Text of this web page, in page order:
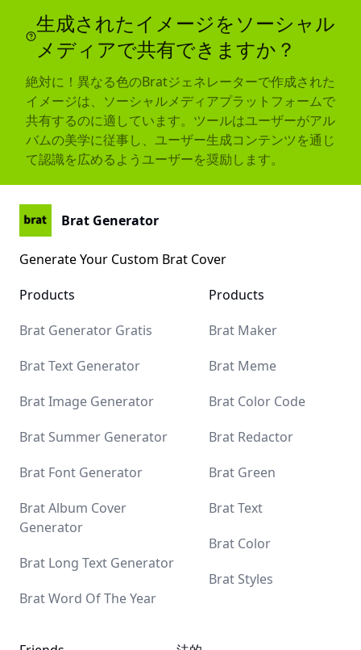
生成されたイメージをソーシャル
メディアで共有できますか？
絶対に！異なる色のBratジェネレーターで作成された
イメージは、ソーシャルメディアプラットフォームで
共有するのに適しています。ツールはユーザーがアル
バムの美学に従事し、ユーザー生成コンテンツを通じ
て認識を広めるようユーザーを奨励します。
Brat Generator
Generate Your Custom Brat Cover
Products
Brat Generator Gratis
Brat Text Generator
Brat Image Generator
Brat Summer Generator
Brat Font Generator
Brat Album Cover
Generator
Brat Long Text Generator
Brat Word Of The Year
Products
Brat Maker
Brat Meme
Brat Color Code
Brat Redactor
Brat Green
Brat Text
Brat Color
Brat Styles